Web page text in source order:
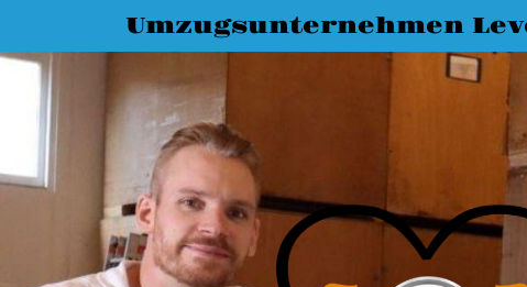
Umzugsunternehmen